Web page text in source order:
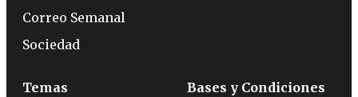
Correo Semanal
Sociedad
Temas
Bases y Condiciones